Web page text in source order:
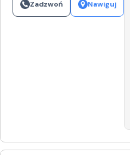
Zadzwoń Nawiguj